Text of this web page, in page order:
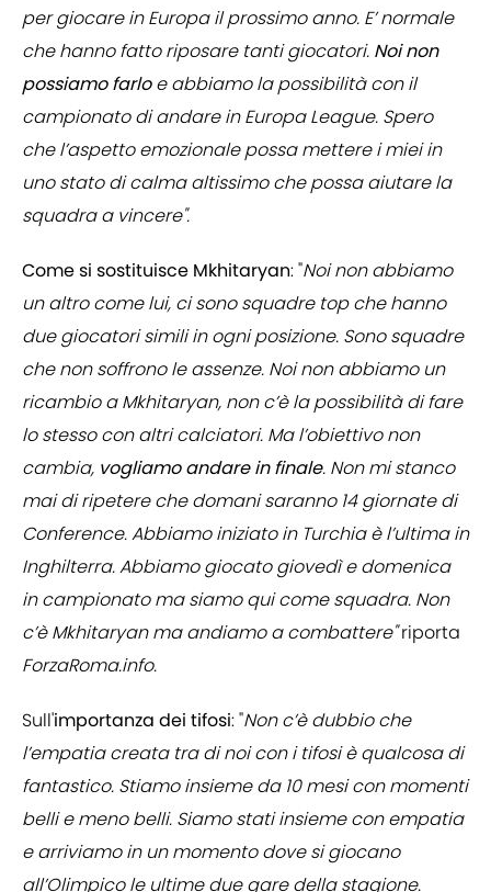
per giocare in Europa il prossimo anno. E’ normale
che hanno fatto riposare tanti giocatori. Noi non
possiamo farloe abbiamo la possibilità con il
campionato di andare in Europa League. Spero
che l’aspetto emozionale possa mettere i miei in
uno stato di calma altissimo che possa aiutare la
squadra a vincere".
Come si sostituisce Mkhitaryan: "Noi non abbiamo
un altro come lui, ci sono squadre top che hanno
due giocatori simili in ogni posizione. Sono squadre
che non soffrono le assenze. Noi non abbiamo un
ricambio a Mkhitaryan, non c’è la possibilità di fare
lo stesso con altri calciatori. Ma l’obiettivo non
cambia, vogliamo andare in finale. Non mi stanco
mai di ripetere che domani saranno 14 giornate di
Conference. Abbiamo iniziato in Turchia è l’ultima in
Inghilterra. Abbiamo giocato giovedì e domenica
in campionato ma siamo qui come squadra. Non
c’è Mkhitaryan ma andiamo a combattere"riporta
ForzaRoma.info.
Sull'importanza dei tifosi: "Non c’è dubbio che
l’empatia creata tra di noi con i tifosi è qualcosa di
fantastico. Stiamo insieme da 10 mesi con momenti
belli e meno belli. Siamo stati insieme con empatia
e arriviamo in un momento dove si giocano
all’Olimpico le ultime due gare della stagione.